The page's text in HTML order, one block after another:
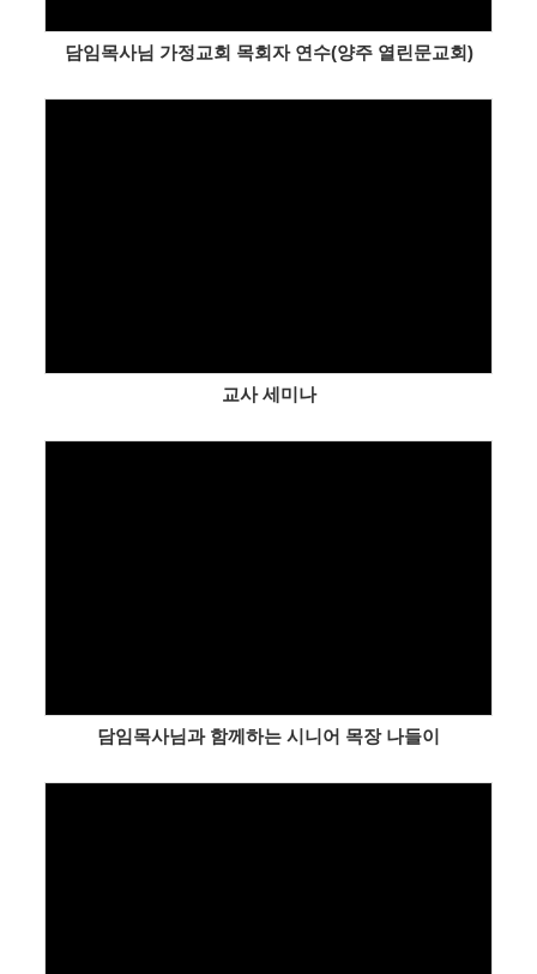
담임목사님 가정교회 목회자 연수(양주 열린문교회)
교사 세미나
담임목사님과 함께하는 시니어 목장 나들이